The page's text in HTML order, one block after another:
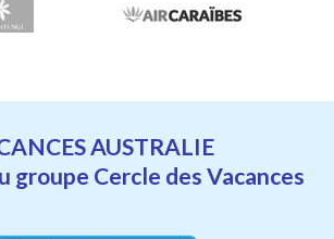
AUSTRALIE
groupe Cercle des Vacances